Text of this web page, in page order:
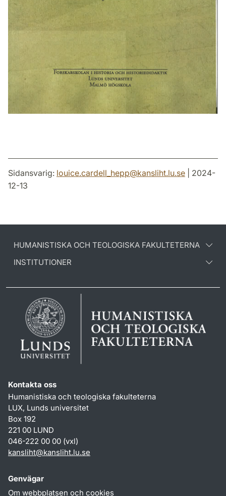
Sidansvarig: louice.cardell_hepp@kansliht.lu.se | 2024-
12-13
HUMANISTISKA OCH TEOLOGISKA FAKULTETERNA
INSTITUTIONER
Kontakta oss
Humanistiska och teologiska fakulteterna
LUX, Lunds universitet
Box 192
221 00 LUND
046-222 00 00 (vxl)
kansliht@kansliht.lu.se
Genvägar
Om webbplatsen och cookies